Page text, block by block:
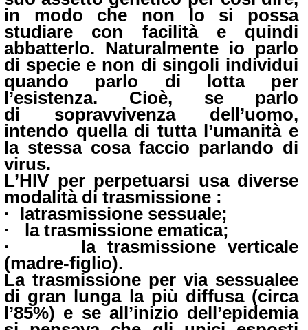
in modo che non lo si possa
studiare con facilità e quindi
abbatterlo. Naturalmente io parlo
di specie e non di singoli individui
quando parlo di lotta per
l’esistenza. Cioè, se parlo
di sopravvivenza dell’uomo,
intendo quella di tutta l’umanità e
la stessa cosa faccio parlando di
virus.
L’HIV per perpetuarsi usa diverse
modalità di trasmissione :
·
latrasmissione sessuale;
·
la trasmissione ematica;
·
la trasmissione verticale
(madre-figlio).
La trasmissione per via sessualee
di gran lunga la più diffusa (circa
l’85%) e se all’inizio dell’epidemia